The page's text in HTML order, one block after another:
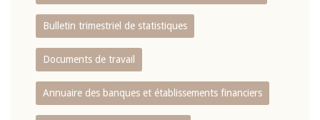
Bulletin trimestriel de statistiques
Documents de travail
Annuaire des banques et établissements financiers